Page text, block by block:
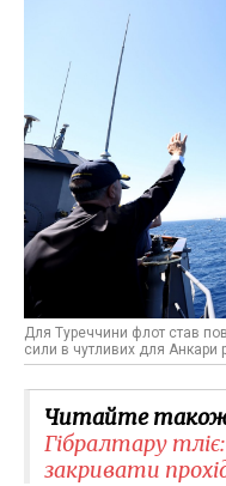
Для Туреччини флот став
сили в чутливих для Анкари
Читайте
Гібралтару
закривати